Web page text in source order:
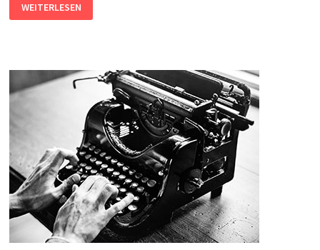
URTEIL
ZUR
VERWENDUNG
VON
COOKIES
WEITERLESEN